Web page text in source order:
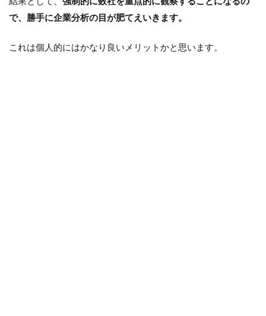
で、勝手に企業分析の目が肥てえいきます。
これは個人的にはかなり良いメリットかと思います。